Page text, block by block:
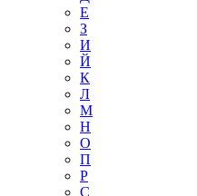
Е
З
И
Й
К
Л
М
Н
О
П
Р
С